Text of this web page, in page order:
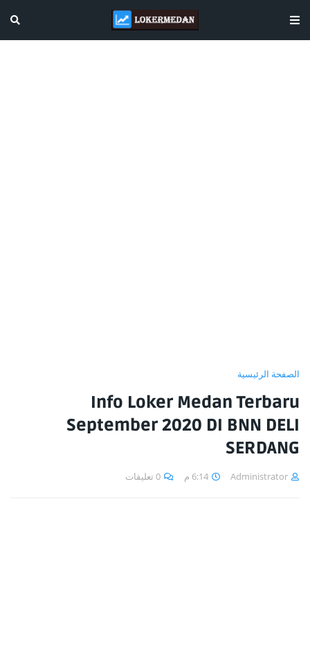
الصفحة الرئيسية
Info Loker Medan Terbaru
September 2020 DI BNN DELI
SERDANG
Administrator 6:14 م 0 تعليقات